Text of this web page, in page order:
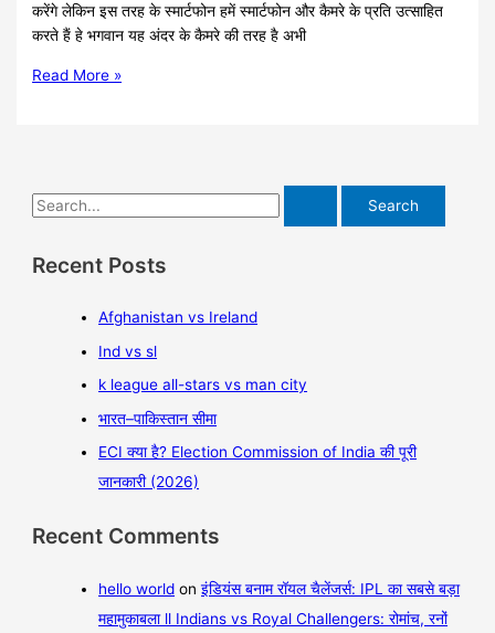
करेंगे लेकिन इस तरह के स्मार्टफोन हमें स्मार्टफोन और कैमरे के प्रति उत्साहित
करते हैं हे भगवान यह अंदर के कैमरे की तरह है अभी
Read More »
Recent Posts
Afghanistan vs Ireland
Ind vs sl
k league all-stars vs man city
भारत–पाकिस्तान सीमा
ECI क्या है? Election Commission of India की पूरी
जानकारी (2026)
Recent Comments
hello world onइंडियंस बनाम रॉयल चैलेंजर्स: IPL का सबसे बड़ा
महामुकाबला ll Indians vs Royal Challengers: रोमांच, रनों